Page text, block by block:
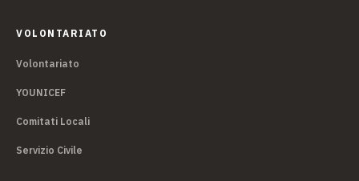
VOLONTARIATO
Volontariato
YOUNICEF
Comitati Locali
Servizio Civile